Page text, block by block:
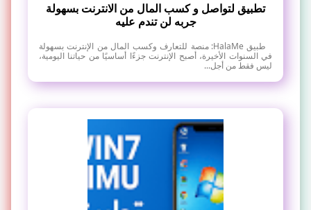
تطبيق لتواصل و كسب المال من الانترنت بسهولة
جربه لن تندم عليه
طبيق HalaMe: منصة للتعارف وكسب المال من الإنترنت بسهولة
في السنوات الأخيرة، أصبح الإنترنت جزءًا أساسيًا من حياتنا اليومية،
ليس فقط من أجل...